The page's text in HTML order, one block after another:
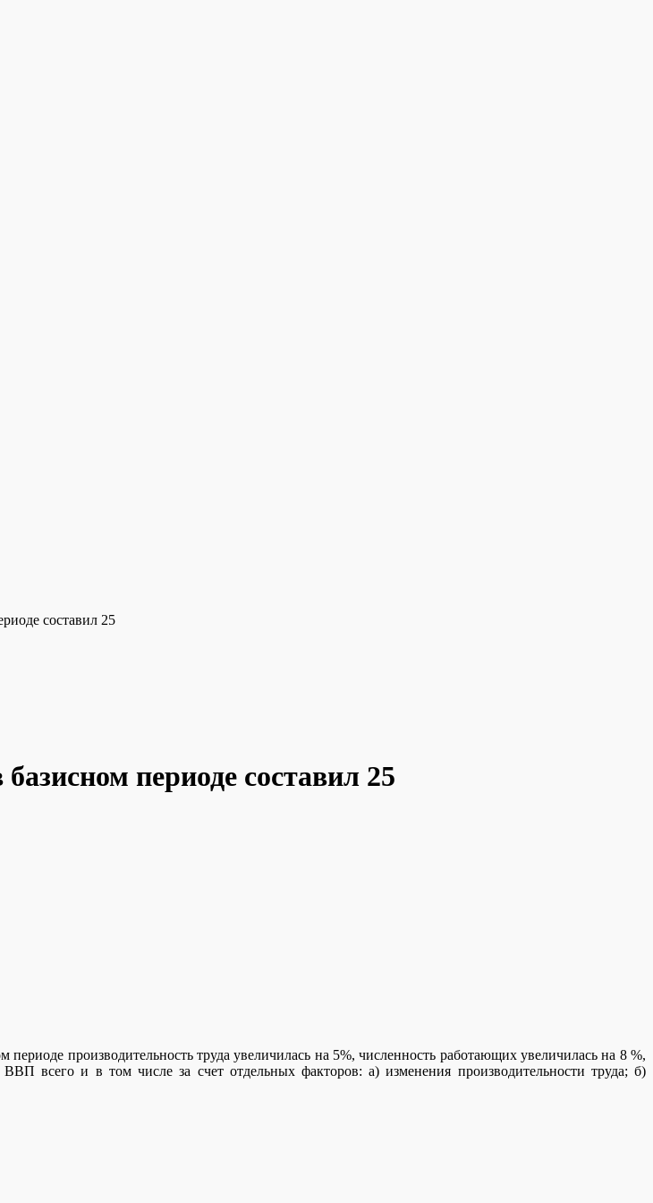
составил 25
периоде составил 25
производительность труда увеличилась на 5%, численность работающих увеличилась на 8 %,
всего и в том числе за счет отдельных факторов: а) изменения производительности труда; б)